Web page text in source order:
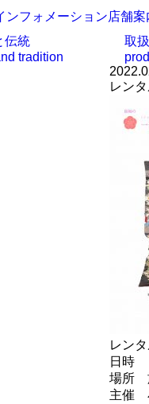
ンフォメーション店舗案
伝統
tradition
取
レン
レン
日時
場所
主催